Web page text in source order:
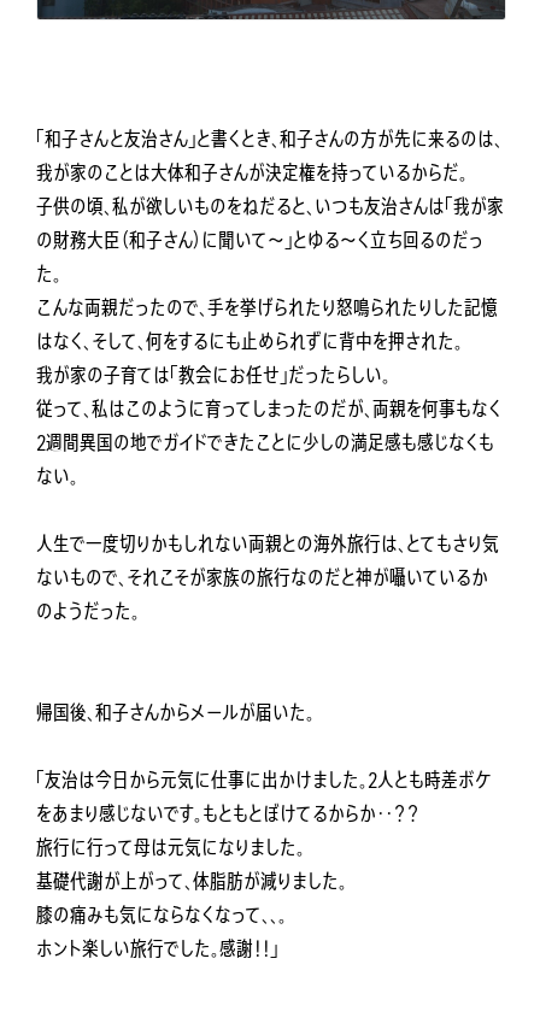
「和子さんと友治さん」と書くとき、和子さんの方が先に来るのは、
我が家のことは大体和子さんが決定権を持っているからだ。
子供の頃、私が欲しいものをねだると、いつも友治さんは「我が家
の財務大臣（和子さん）に聞いて～」とゆる～く立ち回るのだっ
た。
こんな両親だったので、手を挙げられたり怒鳴られたりした記憶
はなく、そして、何をするにも止められずに背中を押された。
我が家の子育ては「教会にお任せ」だったらしい。
従って、私はこのように育ってしまったのだが、両親を何事もなく
2週間異国の地でガイドできたことに少しの満足感も感じなくも
ない。
人生で一度切りかもしれない両親との海外旅行は、とてもさり気
ないもので、それこそが家族の旅行なのだと神が囁いているか
のようだった。
帰国後、和子さんからメールが届いた。
「友治は今日から元気に仕事に出かけました。2人とも時差ボケ
をあまり感じないです。もともとぼけてるからか・・？？
旅行に行って母は元気になりました。
基礎代謝が上がって、体脂肪が減りました。
膝の痛みも気にならなくなって、、。
ホント楽しい旅行でした。感謝！！」